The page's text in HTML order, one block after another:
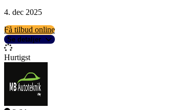
4. dec 2025
Få tilbud online
Se detaljer
Hurtigst